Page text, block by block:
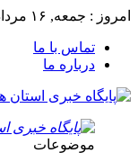
امروز : جمعه, ۱۶ مرداد , ۱۴۰۵
تماس با ما
درباره ما
موضوعات